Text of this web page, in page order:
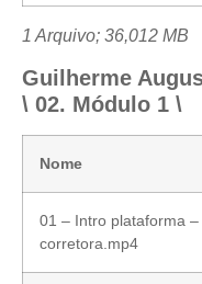
1 Arquivo; 36,012 MB
Guilherme
\ 02. Módulo 1 \
Nome
01 – Intro plataforma –
corretora.mp4